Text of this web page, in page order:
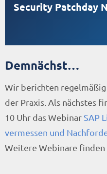
Security Patchday
Demnächst…
Wir berichten regelmäßig
der Praxis. Als nächstes
10 Uhr das Webinar SAP
vermessen und
Weitere Webinare finden